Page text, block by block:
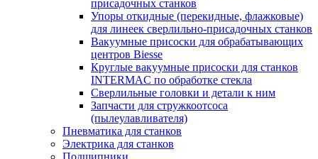
присадочных станков
Упоры откидные (перекидные, флажковые)
для линеек сверлильно-присадочных станков
Вакуумные присоски для обрабатывающих
центров Biesse
Круглые вакуумные присоски для станков
INTERMAC по обработке стекла
Сверлильные головки и детали к ним
Запчасти для стружкоотсоса
(пылеулавливателя)
Пневматика для станков
Электрика для станков
Подшипники